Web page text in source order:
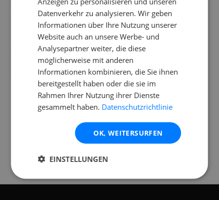
Wie schwer sind die einzelnen
Komponenten von der Yamaha DZR Aktiv?
Kann ich die Yamaha DZR Aktiv draußen
einsetzen?
Verfügbar an folgendenStandorten
Datenverkehr zu analysieren. Wir geben
Informationen über Ihre Nutzung unserer
Website auch an unsere Werbe- und
Analysepartner weiter, die diese
möglicherweise mit anderen
Informationen kombinieren, die Sie ihnen
bereitgestellt haben oder die sie im
Rahmen Ihrer Nutzung ihrer Dienste
gesammelt haben. Datenschutzrichtlinie
OK, WEITERSURFEN
EINSTELLUNGEN